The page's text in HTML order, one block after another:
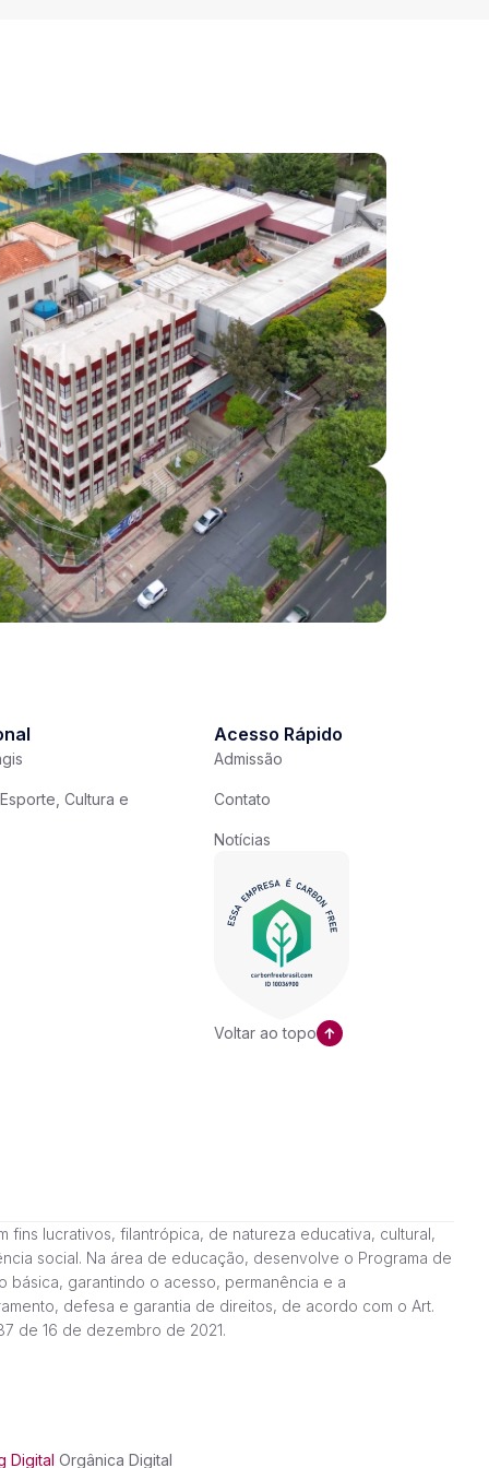
Cultura e
Acesso Rápido
Admissão
Contato
Notícias
Voltar ao topo
fins lucrativos, filantrópica, de natureza educativa, cultural,
social. Na área de educação, desenvolve o Programa de
básica, garantindo o acesso, permanência e a
defesa e garantia de direitos, de acordo com o Art.
de 16 de dezembro de 2021.
Digital Orgânica Digital